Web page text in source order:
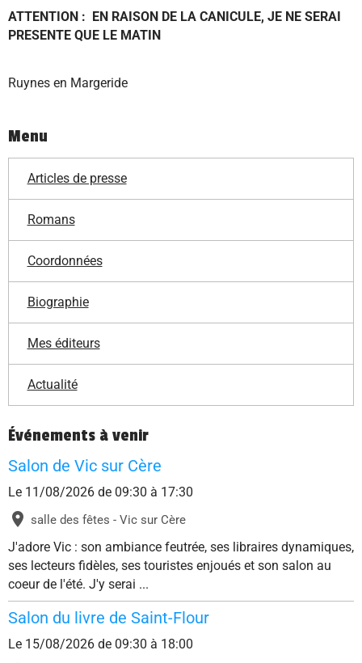
ATTENTION : EN RAISON DE LA CANICULE, JE NE SERAI
PRESENTE QUE LE MATIN
Ruynes en Margeride
Menu
Articles de presse
Romans
Coordonnées
Biographie
Mes éditeurs
Actualité
Événements à venir
Salon de Vic sur Cère
Le 11/08/2026 de 09:30 à 17:30
salle des fêtes - Vic sur Cère
J'adore Vic : son ambiance feutrée, ses libraires dynamiques,
ses lecteurs fidèles, ses touristes enjoués et son salon au
coeur de l'été. J'y serai ...
Salon du livre de Saint-Flour
Le 15/08/2026 de 09:30 à 18:00